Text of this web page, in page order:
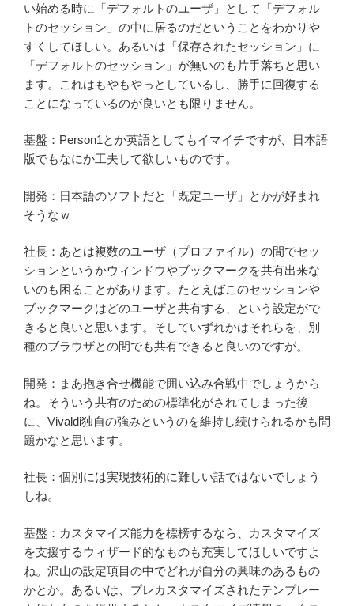
い始める時に「デフォルトのユーザ」として「デフォル
トのセッション」の中に居るのだということをわかりや
すくしてほしい。あるいは「保存されたセッション」に
「デフォルトのセッション」が無いのも片手落ちと思い
ます。これはもやもやっとしているし、勝手に回復する
ことになっているのが良いとも限りません。
基盤：Person1とか英語としてもイマイチですが、日本語
版でもなにか工夫して欲しいものです。
開発：日本語のソフトだと「既定ユーザ」とかが好まれ
そうなｗ
社長：あとは複数のユーザ（プロファイル）の間でセッ
ションというかウィンドウやブックマークを共有出来な
いのも困ることがあります。たとえばこのセッションや
ブックマークはどのユーザと共有する、という設定がで
きると良いと思います。そしていずれかはそれらを、別
種のブラウザとの間でも共有できると良いのですが。
開発：まあ抱き合せ機能で囲い込み合戦中でしょうから
ね。そういう共有のための標準化がされてしまった後
に、Vivaldi独自の強みというのを維持し続けられるかも問
題かなと思います。
社長：個別には実現技術的に難しい話ではないでしょう
しね。
基盤：カスタマイズ能力を標榜するなら、カスタマイズ
を支援するウィザード的なものも充実してほしいですよ
ね。沢山の設定項目の中でどれが自分の興味のあるもの
かとか。あるいは、プレカスタマイズされたテンプレー